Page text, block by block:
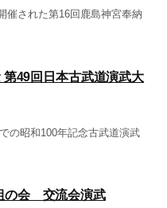
催された第16回鹿島神宮奉納
第49回日本古武道演武大
の昭和100年記念古武道演武
の会 交流会演武